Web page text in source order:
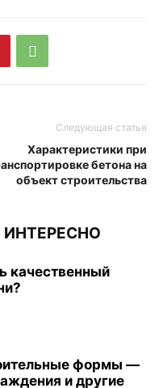
Следующая статья
Характеристики при
бетона на
объект строительства
качественный
формы —
и другие